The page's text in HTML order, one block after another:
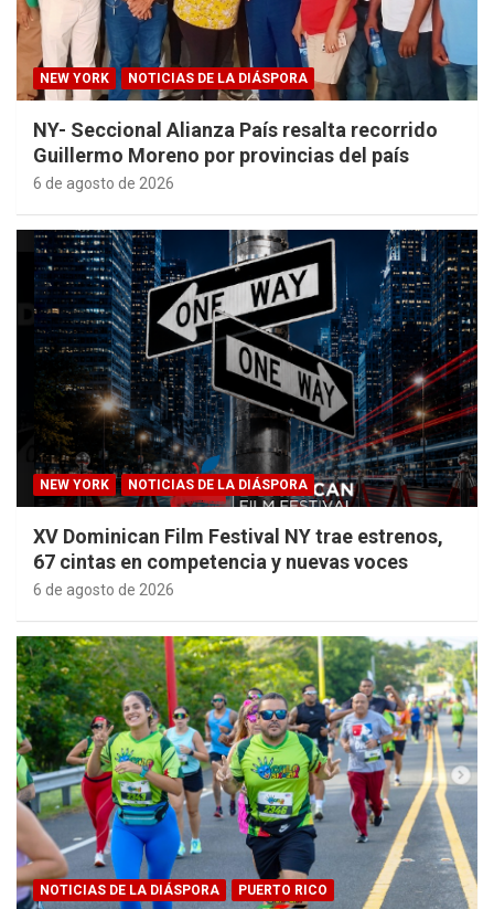
NEW YORK NOTICIAS DE LA DIÁSPORA
NY- Seccional Alianza País resalta recorrido
Guillermo Moreno por provincias del país
6 de agosto de 2026
NEW YORK NOTICIAS DE LA DIÁSPORA
XV Dominican Film Festival NY trae estrenos,
67 cintas en competencia y nuevas voces
6 de agosto de 2026
NOTICIAS DE LA DIÁSPORA PUERTO RICO